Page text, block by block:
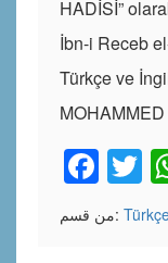
HADİSİ”
İbn-i Receb
Türkçe ve
من قسم: